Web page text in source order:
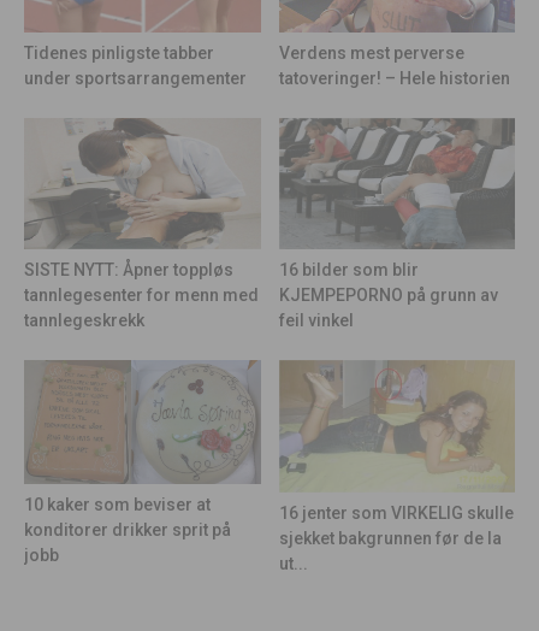
Tidenes pinligste tabber
under sportsarrangementer
Verdens mest perverse
tatoveringer! – Hele historien
SISTE NYTT: Åpner toppløs
tannlegesenter for menn med
tannlegeskrekk
16 bilder som blir
KJEMPEPORNO på grunn av
feil vinkel
10 kaker som beviser at
konditorer drikker sprit på
jobb
16 jenter som VIRKELIG skulle
sjekket bakgrunnen før de la
ut...